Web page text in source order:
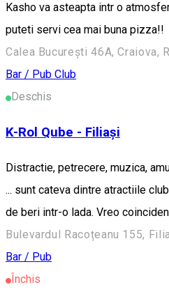
Kasho va asteapta intr o
puteti servi cea mai buna pizza!!
Calea București 46A, Craiova,
Bar / Pub Club
Deschis
K-Rol Qube - Filiași
Distractie, petrecere, muzica,
... sunt cateva dintre atractiile
de beri intr-o lada. Vreo
Bulevardul Racoțeanu 155,
Bar / Pub
Închis